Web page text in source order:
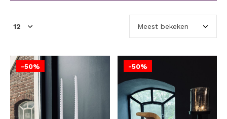
-50% -50%